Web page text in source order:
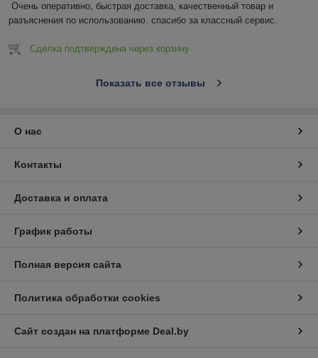
Очень оперативно, быстрая доставка, качественный товар и
разъяснения по использованию. спасибо за классный сервис.
Сделка подтверждена через корзину
Показать все отзывы
О нас
Контакты
Доставка и оплата
График работы
Полная версия сайта
Политика обработки cookies
Сайт создан на платформе Deal.by